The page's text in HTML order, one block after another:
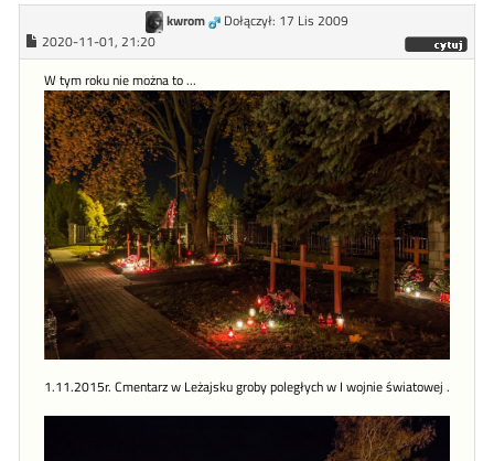
kwrom
Dołączył: 17 Lis 2009
2020-11-01, 21:20
W tym roku nie można to ...
1.11.2015r. Cmentarz w Leżajsku groby poległych w I wojnie światowej .